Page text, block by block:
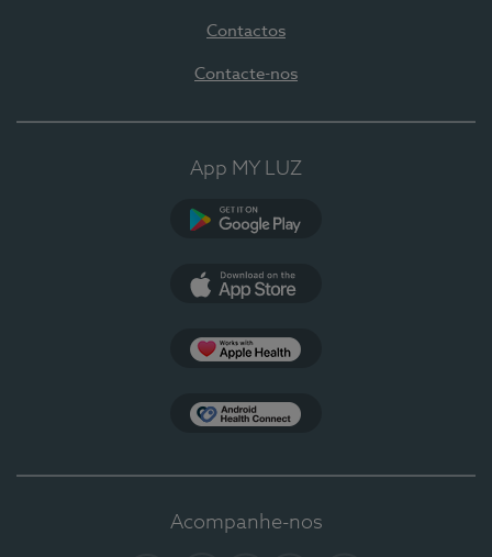
Contactos
Contacte-nos
App MY LUZ
Acompanhe-nos